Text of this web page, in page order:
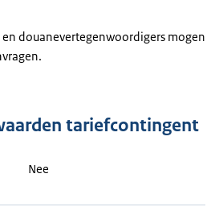
douanevertegenwoordigers mogen
tariefcontingent
Nee